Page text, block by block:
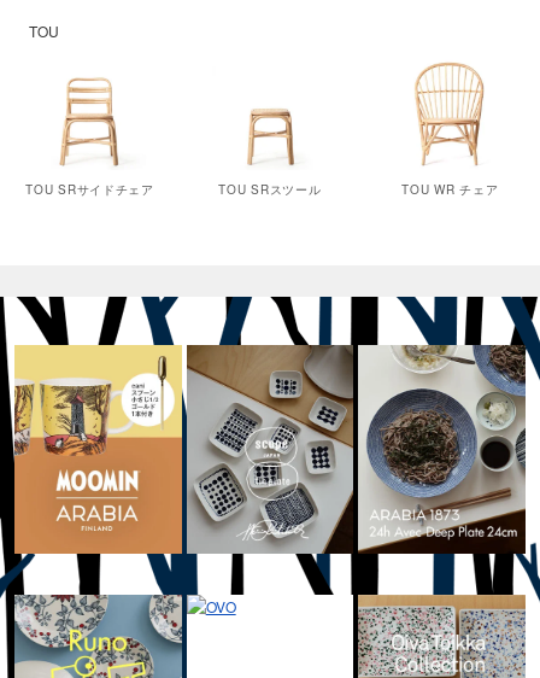
TOU
TOU SRサイドチェア TOU SRスツール TOU WR チェア